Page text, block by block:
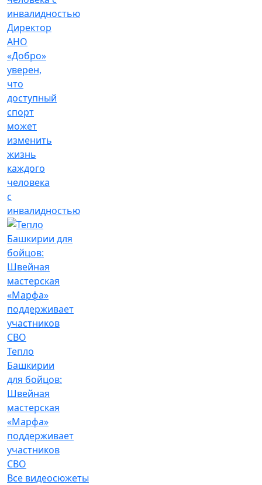
Директор
АНО
«Добро»
уверен,
что
доступный
спорт
может
изменить
жизнь
каждого
человека
с
инвалидностью
Тепло
Башкирии
для бойцов:
Швейная
мастерская
«Марфа»
поддерживает
участников
СВО
Все видеосюжеты